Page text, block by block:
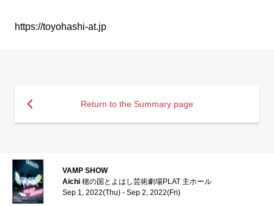
https://toyohashi-at.jp
Return to the Summary page
VAMP SHOW
Aichi 穂の国とよはし芸術劇場PLAT 主ホール
Sep 1, 2022(Thu) - Sep 2, 2022(Fri)